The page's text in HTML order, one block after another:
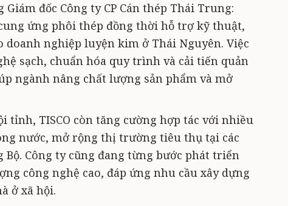
đốc Công ty CP Cán thép Thái Trung:
ứng phôi thép đồng thời hỗ trợ kỹ thuật,
nghiệp luyện kim ở Thái Nguyên. Việc
sạch, chuẩn hóa quy trình và cải tiến quản
ngành nâng chất lượng sản phẩm và mở
tỉnh, TISCO còn tăng cường hợp tác với nhiều
nước, mở rộng thị trường tiêu thụ tại các
Bộ. Công ty cũng đang từng bước phát triển
công nghệ cao, đáp ứng nhu cầu xây dựng
ở xã hội.